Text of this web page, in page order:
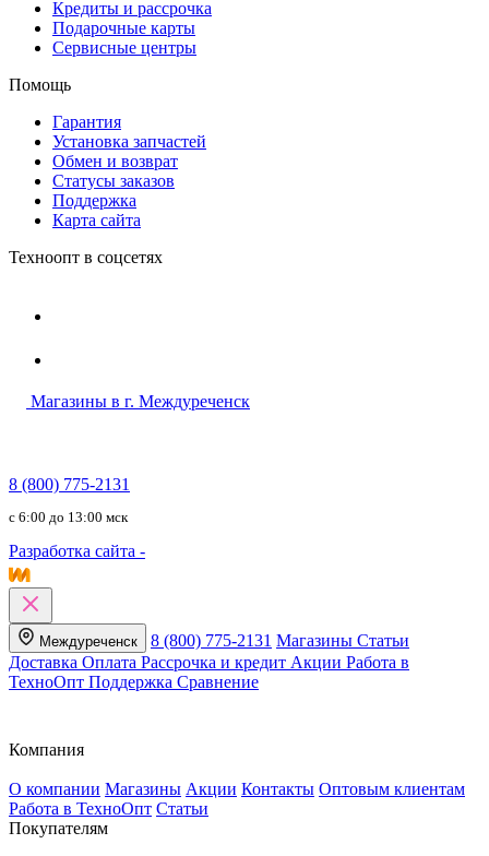
Кредиты и рассрочка
Подарочные карты
Сервисные центры
Помощь
Гарантия
Установка запчастей
Обмен и возврат
Статусы заказов
Поддержка
Карта сайта
Техноопт в соцсетях
Магазины в г. Междуреченск
8 (800) 775-2131
c 6:00 до 13:00 мск
Разработка сайта -
Междуреченск 8 (800) 775-2131 Магазины Статьи
Доставка Оплата Рассрочка и кредит Акции Работа в
ТехноОпт Поддержка Сравнение
Компания
О компании Магазины Акции Контакты Оптовым клиентам
Работа в ТехноОпт Статьи
Покупателям